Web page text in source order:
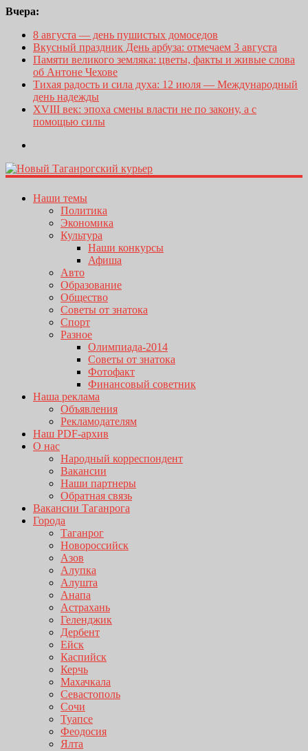
Вчера:
8 августа — день пушистых домоседов
Вкусный праздник День арбуза: отмечаем 3 августа
Памяти великого земляка: цветы, факты и живые слова
об Антоне Чехове
Тихая радость и сила духа: 12 июля — Международный
день надежды
XVIII век: эпоха смены власти не по закону, а с
помощью силы
Наши темы
Политика
Экономика
Культура
Наши конкурсы
Афиша
Авто
Образование
Общество
Советы от знатока
Спорт
Разное
Олимпиада-2014
Советы от знатока
Фотофакт
Финансовый советник
Наша реклама
Объявления
Рекламодателям
Наш PDF-архив
О нас
Народный корреспондент
Вакансии
Наши партнеры
Обратная связь
Вакансии Таганрога
Города
Таганрог
Новороссийск
Азов
Алупка
Алушта
Анапа
Астрахань
Геленджик
Дербент
Ейск
Каспийск
Керчь
Махачкала
Севастополь
Сочи
Туапсе
Феодосия
Ялта